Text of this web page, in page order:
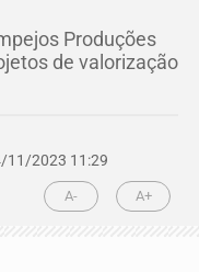
Produções
de valorização
11/2023 11:29
A- A+